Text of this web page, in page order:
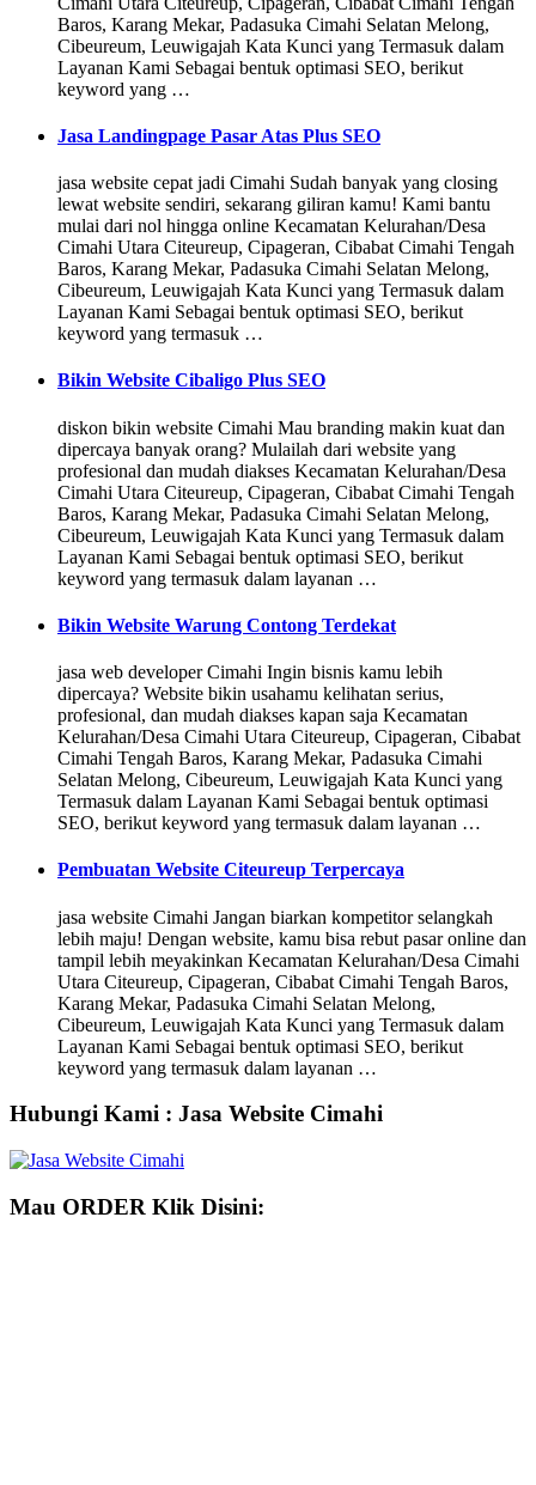
Baros, Karang Mekar, Padasuka Cimahi Selatan Melong,
Cibeureum, Leuwigajah Kata Kunci yang Termasuk dalam
Layanan Kami Sebagai bentuk optimasi SEO, berikut
keyword yang …
Jasa Landingpage Pasar Atas Plus SEO
jasa website cepat jadi Cimahi Sudah banyak yang closing
lewat website sendiri, sekarang giliran kamu! Kami bantu
mulai dari nol hingga online Kecamatan Kelurahan/Desa
Cimahi Utara Citeureup, Cipageran, Cibabat Cimahi Tengah
Baros, Karang Mekar, Padasuka Cimahi Selatan Melong,
Cibeureum, Leuwigajah Kata Kunci yang Termasuk dalam
Layanan Kami Sebagai bentuk optimasi SEO, berikut
keyword yang termasuk …
Bikin Website Cibaligo Plus SEO
diskon bikin website Cimahi Mau branding makin kuat dan
dipercaya banyak orang? Mulailah dari website yang
profesional dan mudah diakses Kecamatan Kelurahan/Desa
Cimahi Utara Citeureup, Cipageran, Cibabat Cimahi Tengah
Baros, Karang Mekar, Padasuka Cimahi Selatan Melong,
Cibeureum, Leuwigajah Kata Kunci yang Termasuk dalam
Layanan Kami Sebagai bentuk optimasi SEO, berikut
keyword yang termasuk dalam layanan …
Bikin Website Warung Contong Terdekat
jasa web developer Cimahi Ingin bisnis kamu lebih
dipercaya? Website bikin usahamu kelihatan serius,
profesional, dan mudah diakses kapan saja Kecamatan
Kelurahan/Desa Cimahi Utara Citeureup, Cipageran, Cibabat
Cimahi Tengah Baros, Karang Mekar, Padasuka Cimahi
Selatan Melong, Cibeureum, Leuwigajah Kata Kunci yang
Termasuk dalam Layanan Kami Sebagai bentuk optimasi
SEO, berikut keyword yang termasuk dalam layanan …
Pembuatan Website Citeureup Terpercaya
jasa website Cimahi Jangan biarkan kompetitor selangkah
lebih maju! Dengan website, kamu bisa rebut pasar online dan
tampil lebih meyakinkan Kecamatan Kelurahan/Desa Cimahi
Utara Citeureup, Cipageran, Cibabat Cimahi Tengah Baros,
Karang Mekar, Padasuka Cimahi Selatan Melong,
Cibeureum, Leuwigajah Kata Kunci yang Termasuk dalam
Layanan Kami Sebagai bentuk optimasi SEO, berikut
keyword yang termasuk dalam layanan …
Hubungi Kami : Jasa Website Cimahi
Mau ORDER Klik Disini: